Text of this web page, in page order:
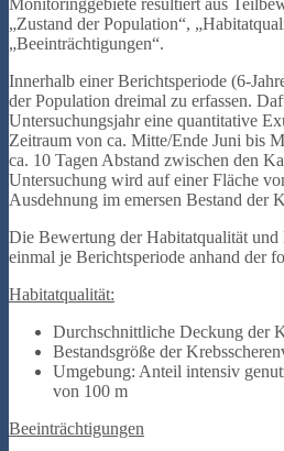
„Zustand der Population“,
„Beeinträchtigungen“.
Innerhalb einer Berichtsperiode (6-
der Population dreimal zu erfassen.
Untersuchungsjahr eine quantitative
Zeitraum von ca. Mitte/Ende Juni bis
ca. 10 Tagen Abstand zwischen den
Untersuchung wird auf einer Fläche
Ausdehnung im emersen Bestand der
Die Bewertung der Habitatqualität
einmal je Berichtsperiode anhand der
Habitatqualität:
Durchschnittliche Deckung der
Bestandsgröße der
Umgebung: Anteil intensiv
von 100 m
Beeinträchtigungen